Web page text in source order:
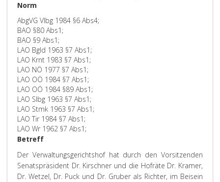
Norm
AbgVG Vlbg 1984 §6 Abs4;
BAO §80 Abs1;
BAO §9 Abs1;
LAO Bgld 1963 §7 Abs1;
LAO Krnt 1983 §7 Abs1;
LAO NÖ 1977 §7 Abs1;
LAO OÖ 1984 §7 Abs1;
LAO OÖ 1984 §89 Abs1;
LAO Slbg 1963 §7 Abs1;
LAO Stmk 1963 §7 Abs1;
LAO Tir 1984 §7 Abs1;
LAO Wr 1962 §7 Abs1;
Betreff
Der Verwaltungsgerichtshof hat durch den Vorsitzenden
Senatspräsident Dr. Kirschner und die Hofräte Dr. Kramer,
Dr. Wetzel, Dr. Puck und Dr. Gruber als Richter, im Beisein